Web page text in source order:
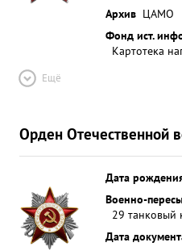
Архив ЦАМО
Фонд ист.
Картотека
Ещё
Орден Отечественной
Дата
Военно-
29 танковый
Дата